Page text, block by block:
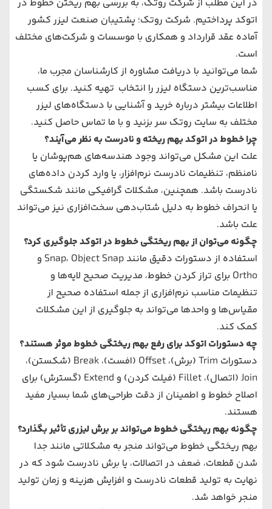
در این مطلب از شرکت روتک، به بررسی بهم ریختن خطوط در
اتوکد پرداختیم. شرکت روتک؛ پشتیبان صنعت لیزر کشور
آماده عقد قرارداد و همکاری با موسسات و شرکت‌های مختلف
است.
شما می‌توانید با دریافت مشاوره از کارشناسان مجرب ما،
مناسب‌ترین دستگاه لیزر را انتخاب تهیه کنید. برای کسب
اطلاعات بیشتر درباره خرید و آشنایی با دستگاه‌های لیزر
مختلف به سایت روتک سر بزنید و با ما تماس حاصل کنید.
چرا خطوط در اتوکد بهم ریخته و نادرست به نظر می‌آیند؟
علت این مشکل می‌تواند وجود هندسه‌های هم‌پوشان یا
نامنظم، تنظیمات نادرست نرم‌افزار، یا وارد کردن داده‌های
نادرست باشد. همچنین، مشکلات گرافیکی مانند شکستگی
یا انحراف خطوط به دلیل شتاب‌دهی سخت‌افزاری نیز می‌تواند
علت باشد.
چگونه می‌توان از بهم ریختگی خطوط در اتوکد جلوگیری کرد؟
استفاده از دستورات دقیق مانند Snap، Object Snap و
Ortho برای تراز کردن خطوط، مدیریت صحیح لایه‌ها و
تنظیمات مناسب نرم‌افزاری از جمله استفاده صحیح از
مقیاس‌ها و واحدها می‌تواند به جلوگیری از این مشکلات
کمک کند.
چه دستورات اتوکد برای رفع بهم ریختگی خطوط موثر هستند؟
دستورات Trim (برش)، Offset (افست)، Break (شکستن)،
Join (اتصال)، Fillet (فیلت کردن) و Extend (گسترش) برای
اصلاح خطوط و اطمینان از دقت طراحی‌های شما بسیار مفید
هستند.
چگونه بهم ریختگی خطوط می‌تواند بر برش لیزری تأثیر بگذارد؟
بهم ریختگی خطوط می‌تواند منجر به مشکلاتی مانند جدا
شدن قطعات، ضعف در اتصالات، یا برش نادرست شود که در
نهایت به تولید قطعات نادرست و افزایش هزینه و زمان تولید
منجر خواهد شد.